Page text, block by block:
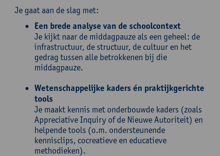
Je gaat aan de slag met:
Een brede analyse van de schoolcontext
Je kijkt naar de middagpauze als een geheel: de
infrastructuur, de structuur, de cultuur en het
gedrag tussen alle betrokkenen bij die
middagpauze.
Wetenschappelijke kaders én praktijkgerichte
tools
Je maakt kennis met onderbouwde kaders (zoals
Appreciative Inquiry of de Nieuwe Autoriteit) en
helpende tools (o.m. ondersteunende
kennisclips, cocreatieve en educatieve
methodieken).